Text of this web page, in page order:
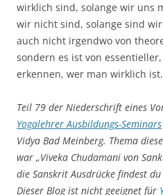
wirklich sind, solange wir uns
wir nicht sind, solange sind
auch nicht irgendwo von
sondern es ist von
erkennen, wer man wirklich ist.
Teil 79 der Niederschrift eines
Yogalehrer Ausbildungs-Seminars
Vidya Bad Meinberg. Thema
war „Viveka Chudamani von
die Sanskrit Ausdrücke findest
Dieser Blog ist nicht geeignet für